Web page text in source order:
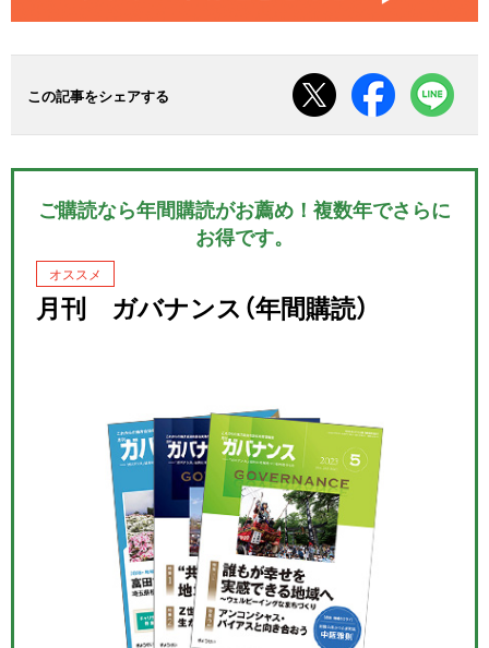
この記事をシェアする
ご購読なら年間購読がお薦め！複数年でさらに
お得です。
オススメ
月刊 ガバナンス（年間購読）